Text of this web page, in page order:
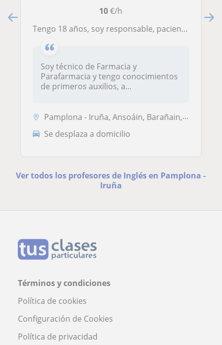
10€/h
Tengo 18 años, soy responsable, paciente, puntual, aplicada y con muchas ganas de trabajar y enseñar
Soy técnico de Farmacia y
Parafarmacia y tengo conocimientos
de primeros auxilios, a...
Pamplona - Iruña, Ansoáin, Barañain, Berriozar, Orcoyen, Villava - Ata...
Se desplaza a domicilio
Ver todos los profesores de Inglés en Pamplona -
Iruña
Términos y condiciones
Política de cookies
Configuración de Cookies
Política de privacidad